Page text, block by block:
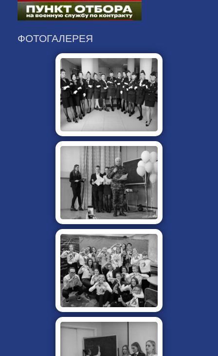
ФОТОГАЛЕРЕЯ